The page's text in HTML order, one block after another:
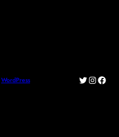
WordPress Twitter